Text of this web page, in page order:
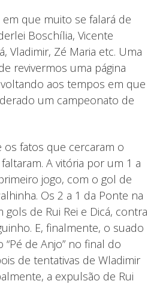
que muito se falará de
Boschília, Vicente
Vladimir, Zé Maria etc. Uma
revivermos uma página
aos tempos em que
um campeonato de
os fatos que cercaram o
A vitória por um 1 a
jogo, com o gol de
Os 2 a 1 da Ponte na
de Rui Rei e Dicá, contra
E, finalmente, o suado
de Anjo” no final do
de tentativas de Wladimir
a expulsão de Rui